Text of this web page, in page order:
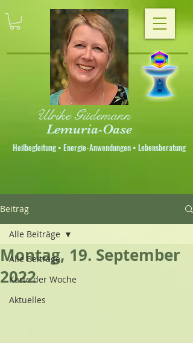
Lemuria-Oase
Ulrike Güdemann
Heilbegleitung • Energie-Anwendungen • Lebensberatung
Beitrag
Alle Beiträge
Karte der Woche
Aktuelles
Alle Beiträge
Montag, 19. September
2022